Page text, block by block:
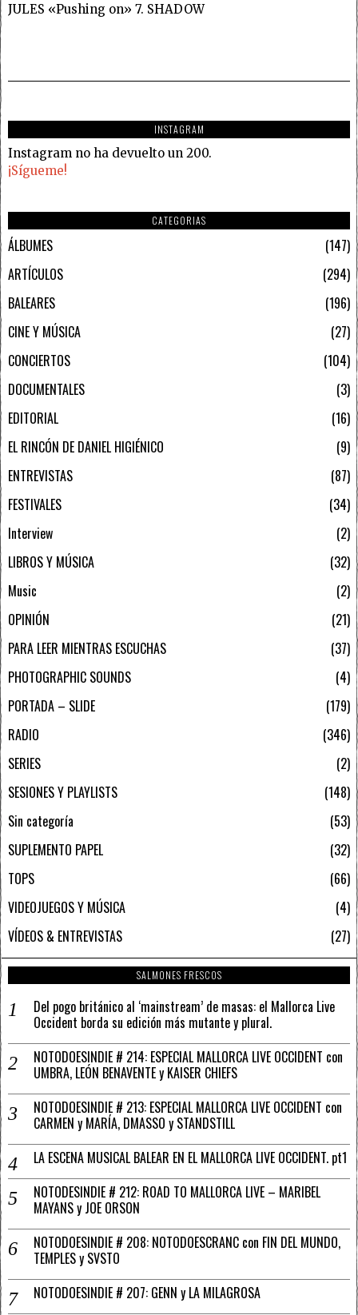
JULES «Pushing on» 7. SHADOW
INSTAGRAM
Instagram no ha devuelto un 200.
¡Sígueme!
CATEGORIAS
ÁLBUMES
147
ARTÍCULOS
294
BALEARES
196
CINE Y MÚSICA
27
CONCIERTOS
104
DOCUMENTALES
3
EDITORIAL
16
EL RINCÓN DE DANIEL HIGIÉNICO
9
ENTREVISTAS
87
FESTIVALES
34
Interview
2
LIBROS Y MÚSICA
32
Music
2
OPINIÓN
21
PARA LEER MIENTRAS ESCUCHAS
37
PHOTOGRAPHIC SOUNDS
4
PORTADA – SLIDE
179
RADIO
346
SERIES
2
SESIONES Y PLAYLISTS
148
Sin categoría
53
SUPLEMENTO PAPEL
32
TOPS
66
VIDEOJUEGOS Y MÚSICA
4
VÍDEOS & ENTREVISTAS
27
SALMONES FRESCOS
Del pogo británico al ‘mainstream’ de masas: el Mallorca Live
Occident borda su edición más mutante y plural.
NOTODOESINDIE # 214: ESPECIAL MALLORCA LIVE OCCIDENT con
UMBRA, LEÓN BENAVENTE y KAISER CHIEFS
NOTODOESINDIE # 213: ESPECIAL MALLORCA LIVE OCCIDENT con
CARMEN y MARÍA, DMASSO y STANDSTILL
LA ESCENA MUSICAL BALEAR EN EL MALLORCA LIVE OCCIDENT. pt1
NOTODESINDIE # 212: ROAD TO MALLORCA LIVE – MARIBEL
MAYANS y JOE ORSON
NOTODOESINDIE # 208: NOTODOESCRANC con FIN DEL MUNDO,
TEMPLES y SVSTO
NOTODOESINDIE # 207: GENN y LA MILAGROSA